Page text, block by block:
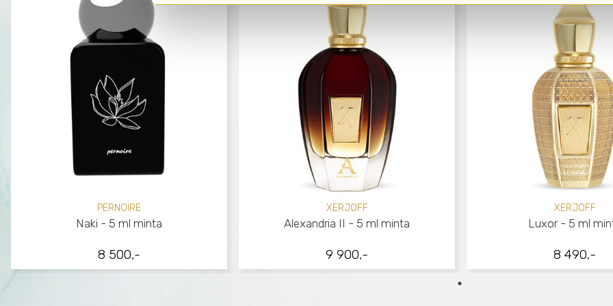
8 500,-
PERNOIRE
Naki - 5 ml minta
9 900,-
XERJOFF
Alexandria II - 5 ml minta
8 490,-
XERJOFF
Luxor - 5 ml